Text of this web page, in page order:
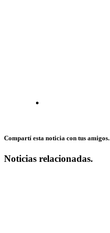
Compartí esta noticia con tus amigos.
Noticias relacionadas.